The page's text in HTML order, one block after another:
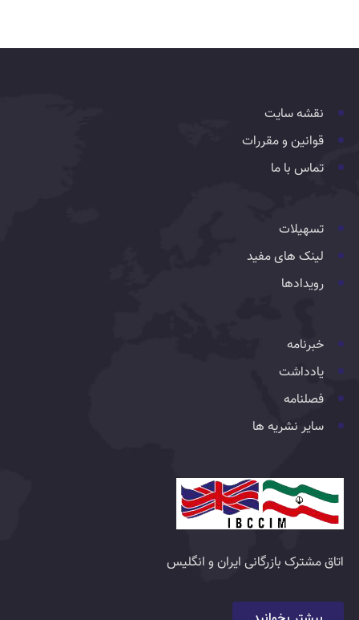
نقشه سایت
قوانین و مقررات
تماس با ما
تسهیلات
لینک های مفید
رویدادها
خبرنامه
یادداشت
فصلنامه
سایر نشریه ها
اتاق مشترک بازرگانی ایران و انگلیس